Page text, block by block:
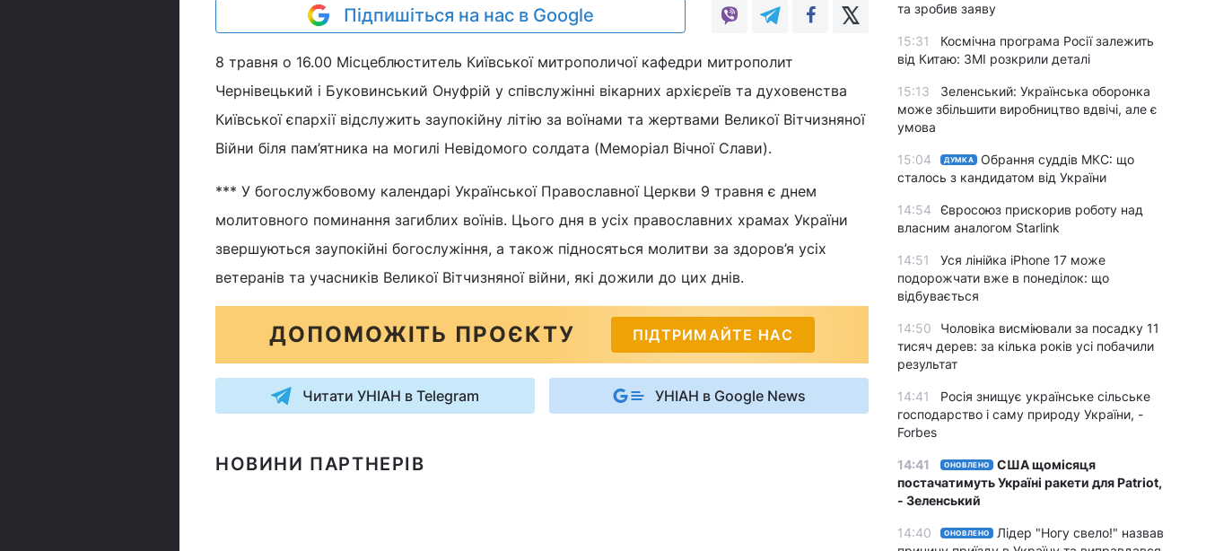
Підпишіться на нас в Google
8 травня о 16.00 Місцеблюститель Київської митрополичої кафедри митрополит
Чернівецький і Буковинський Онуфрій у співслужінні вікарних архієреїв та духовенства
Київської єпархії відслужить заупокійну літію за воїнами та жертвами Великої Вітчизняної
Війни біля пам’ятника на могилі Невідомого солдата (Меморіал Вічної Слави).
*** У богослужбовому календарі Української Православної Церкви 9 травня є днем
молитовного поминання загиблих воїнів. Цього дня в усіх православних храмах України
звершуються заупокійні богослужіння, а також підносяться молитви за здоров’я усіх
ветеранів та учасників Великої Вітчизняної війни, які дожили до цих днів.
ДОПОМОЖІТЬ ПРОЄКТУ ПІДТРИМАЙТЕ НАС
Читати УНІАН в Telegram УНІАН в Google News
НОВИНИ ПАРТНЕРІВ
та зробив заяву
15:31
Космічна програма Росії залежить
від Китаю: ЗМІ розкрили деталі
15:13
Зеленський: Українська оборонка
може збільшити виробництво вдвічі, але є
умова
15:04 ДУМКА
Обрання суддів МКС: що
сталось з кандидатом від України
14:54
Євросоюз прискорив роботу над
власним аналогом Starlink
14:51
Уся лінійка iPhone 17 може
подорожчати вже в понеділок: що
відбувається
14:50
Чоловіка висміювали за посадку 11
тисяч дерев: за кілька років усі побачили
результат
14:41
Росія знищує українське сільське
господарство і саму природу України, -
Forbes
14:41 ОНОВЛЕНО
США щомісяця
постачатимуть Україні ракети для Patriot,
- Зеленський
14:40 ОНОВЛЕНО
Лідер "Ногу свело!" назвав